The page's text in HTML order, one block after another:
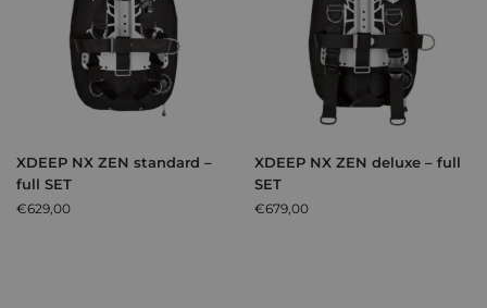
XDEEP NX ZEN standard –
full SET
€629,00
XDEEP NX ZEN deluxe – full
SET
€679,00